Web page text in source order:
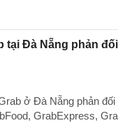
tại Đà Nẵng phản
ở Đà Nẵng phản
GrabExpress,